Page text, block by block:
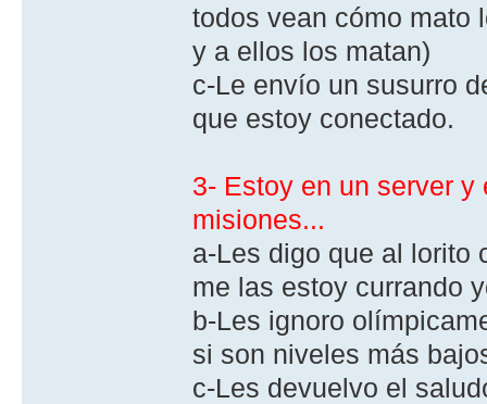
todos vean cómo mato
y a ellos los matan)
c-Le envío un susurro
que estoy conectado.
3- Estoy en un server
misiones...
a-Les digo que al lorito
me las estoy currando
b-Les ignoro
si son niveles más
c-Les devuelvo el